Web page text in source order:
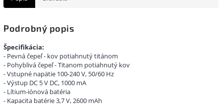
Podrobný popis
Špecifikácia:
- Pevná čepeľ - kov potiahnutý titánom
- Pohyblivá čepeľ - Titanom potiahnutý kov
- Vstupné napätie 100-240 V, 50/60 Hz
- Výstup DC 5 V DC, 1000 mA
- Lítium-iónová batéria
- Kapacita batérie 3,7 V, 2600 mAh